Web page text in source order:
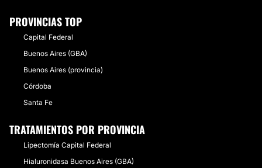
PROVINCIAS TOP
Capital Federal
Buenos Aires (GBA)
Buenos Aires (provincia)
Córdoba
Santa Fe
TRATAMIENTOS POR PROVINCIA
Lipectomía Capital Federal
Hialuronidasa Buenos Aires (GBA)